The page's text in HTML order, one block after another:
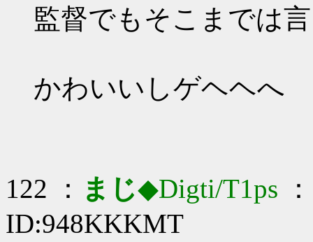
監督でもそこまでは
かわいいしゲヘヘへ
122 ： まじ◆Digti/T1ps
ID:948KKKMT